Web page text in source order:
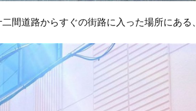
間道路からすぐの街路に入った場所にある、